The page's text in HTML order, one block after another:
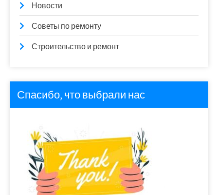
Новости
Советы по ремонту
Строительство и ремонт
Спасибо, что выбрали нас